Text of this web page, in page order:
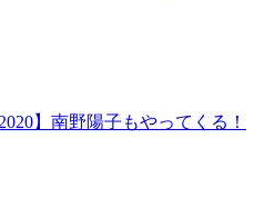
】南野陽子もやってくる！